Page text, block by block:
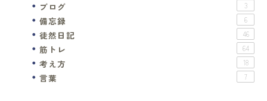
ブログ 3
備忘録 6
徒然日記 46
筋トレ 64
考え方 18
言葉 7